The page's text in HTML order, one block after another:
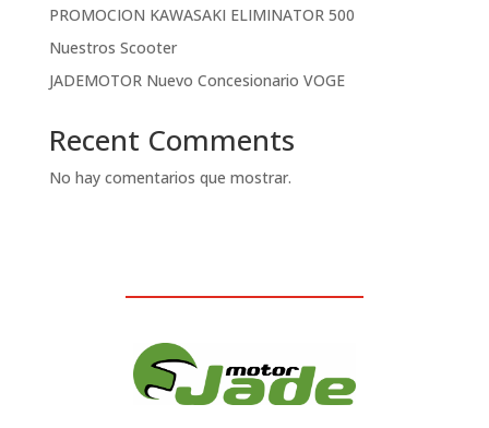
PROMOCION KAWASAKI ELIMINATOR 500
Nuestros Scooter
JADEMOTOR Nuevo Concesionario VOGE
Recent Comments
No hay comentarios que mostrar.